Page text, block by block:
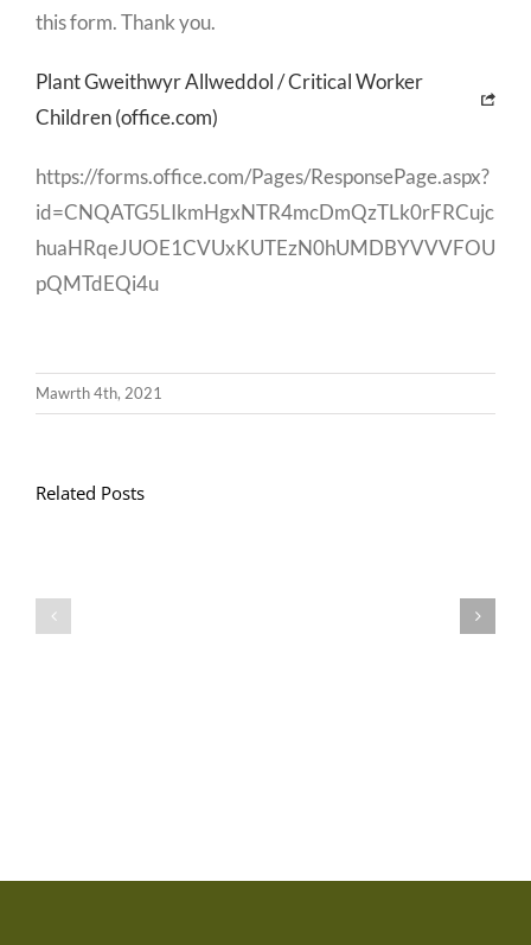
this form. Thank you.
Plant Gweithwyr Allweddol / Critical Worker
Children (office.com)
https://forms.office.com/Pages/ResponsePage.aspx?
id=CNQATG5LIkmHgxNTR4mcDmQzTLk0rFRCujc
huaHRqeJUOE1CVUxKUTEzN0hUMDBYVVVFOU
pQMTdEQi4u
Mawrth 4th, 2021
Related Posts